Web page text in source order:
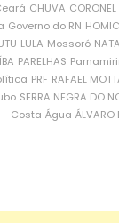
CHUVA
Governo do RN
LULA Mossoró
PARELHAS
PRF RAFAEL
SERRA NEGRA DO
Costa Água ÁLVARO